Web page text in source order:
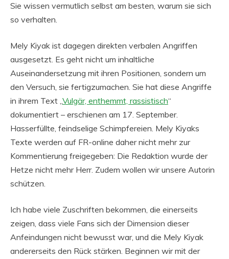
Sie wissen vermutlich selbst am besten, warum sie sich
so verhalten.
Mely Kiyak ist dagegen direkten verbalen Angriffen
ausgesetzt. Es geht nicht um inhaltliche
Auseinandersetzung mit ihren Positionen, sondern um
den Versuch, sie fertigzumachen. Sie hat diese Angriffe
in ihrem Text „Vulgär, enthemmt, rassistisch“
dokumentiert – erschienen am 17. September.
Hasserfüllte, feindselige Schimpfereien. Mely Kiyaks
Texte werden auf FR-online daher nicht mehr zur
Kommentierung freigegeben: Die Redaktion wurde der
Hetze nicht mehr Herr. Zudem wollen wir unsere Autorin
schützen.
Ich habe viele Zuschriften bekommen, die einerseits
zeigen, dass viele Fans sich der Dimension dieser
Anfeindungen nicht bewusst war, und die Mely Kiyak
andererseits den Rück stärken. Beginnen wir mit der